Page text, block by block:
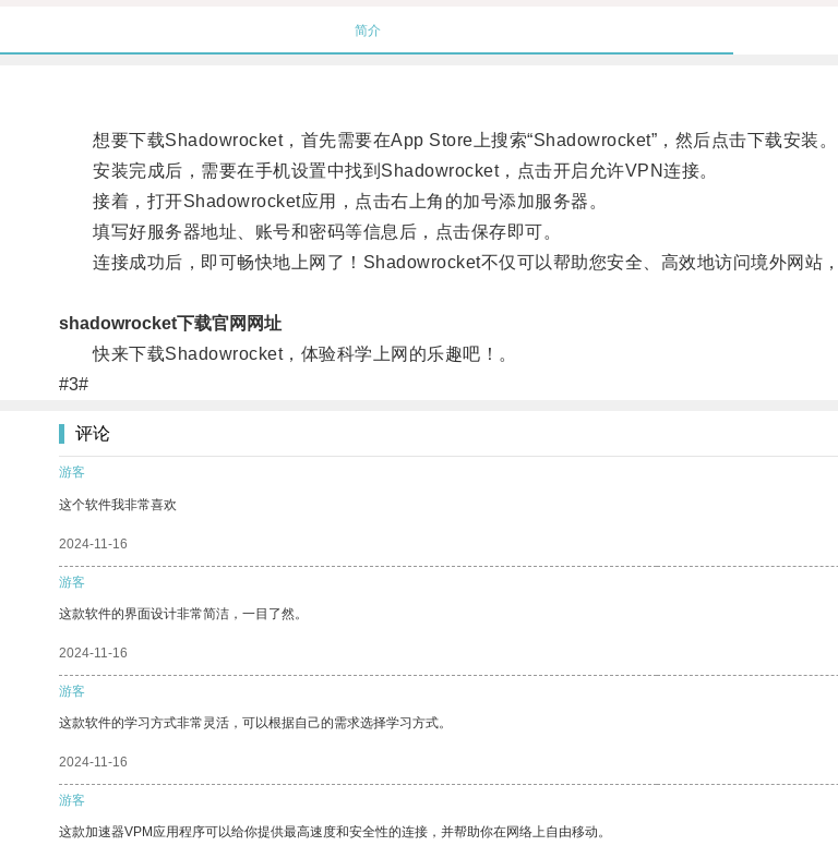
简介
想要下载Shadowrocket，首先需要在App Store上搜索“Shadowrocket”，然后点击下载安装。
安装完成后，需要在手机设置中找到Shadowrocket，点击开启允许VPN连接。
接着，打开Shadowrocket应用，点击右上角的加号添加服务器。
填写好服务器地址、账号和密码等信息后，点击保存即可。
连接成功后，即可畅快地上网了！Shadowrocket不仅可以帮助您安全、高效地访问境外网站，
shadowrocket下载官网网址
快来下载Shadowrocket，体验科学上网的乐趣吧！。
#3#
评论
游客
这个软件我非常喜欢
2024-11-16
游客
这款软件的界面设计非常简洁，一目了然。
2024-11-16
游客
这款软件的学习方式非常灵活，可以根据自己的需求选择学习方式。
2024-11-16
游客
这款加速器VPM应用程序可以给你提供最高速度和安全性的连接，并帮助你在网络上自由移动。